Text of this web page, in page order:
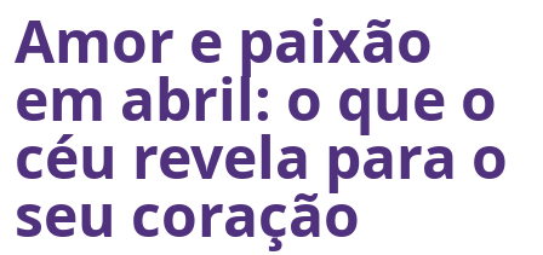
Amor e paixão
em abril: o que o
céu revela para o
seu coração